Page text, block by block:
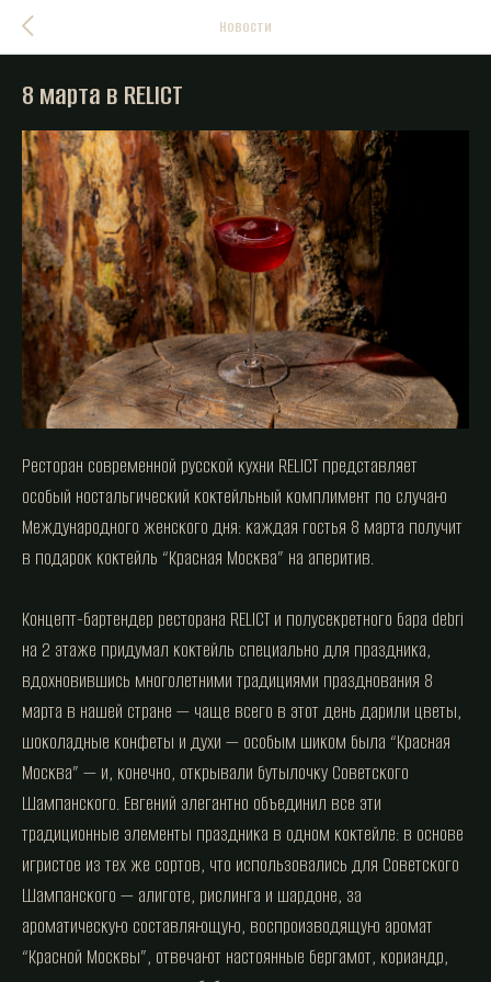
Новости
8 марта в RELICT
Ресторан современной русской кухни RELICT представляет
особый ностальгический коктейльный комплимент по случаю
Международного женского дня: каждая гостья 8 марта получит
в подарок коктейль “Красная Москва” на аперитив.
Концепт-бартендер ресторана RELICT и полусекретного бара debri
на 2 этаже придумал коктейль специально для праздника,
вдохновившись многолетними традициями празднования 8
марта в нашей стране — чаще всего в этот день дарили цветы,
шоколадные конфеты и духи — особым шиком была “Красная
Москва” — и, конечно, открывали бутылочку Советского
Шампанского. Евгений элегантно объединил все эти
традиционные элементы праздника в одном коктейле: в основе
игристое из тех же сортов, что использовались для Советского
Шампанского — алиготе, рислинга и шардоне, за
ароматическую составляющую, воспроизводящую аромат
“Красной Москвы”, отвечают настоянные бергамот, кориандр,